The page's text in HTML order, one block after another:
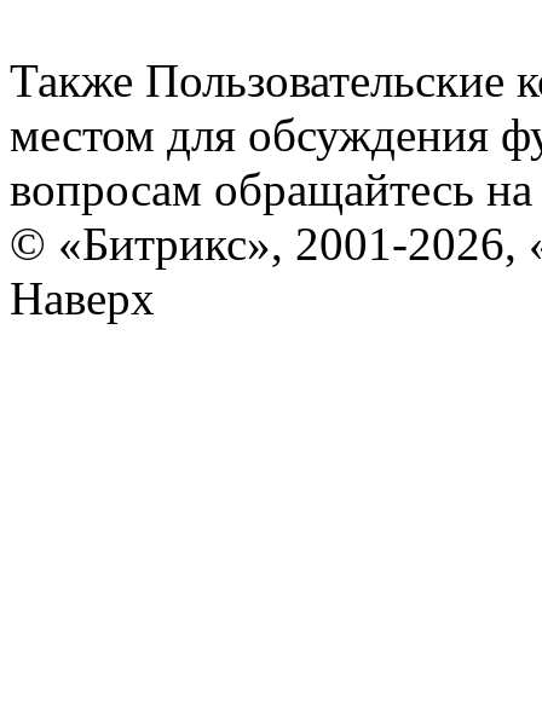
Также Пользовательские
местом для обсуждения
вопросам обращайтесь
© «Битрикс», 2001-2026,
Наверх